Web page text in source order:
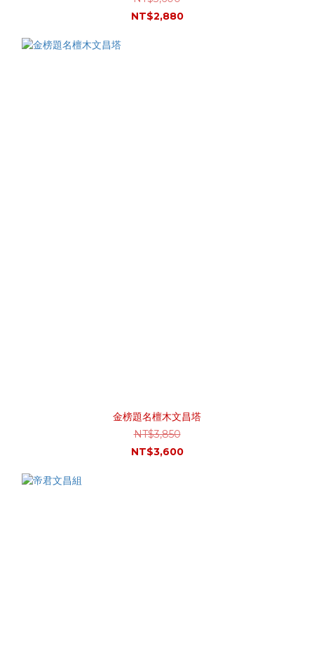
NT$2,880
金榜題名檀木文昌塔
NT$3,850
NT$3,600